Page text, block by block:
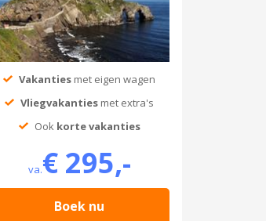
Vakanties met eigen wagen
Vliegvakanties met extra's
Ook korte vakanties
va.€ 295,-
Boek nu